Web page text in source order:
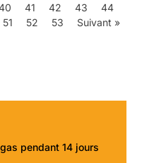
41 42 43
44
51 52 53 Suivant »
pendant 14 jours